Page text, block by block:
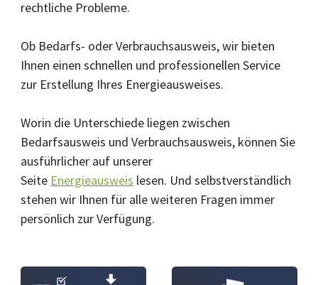
rechtliche Probleme.
Ob Bedarfs- oder Verbrauchsausweis, wir bieten
Ihnen einen schnellen und professionellen Service
zur Erstellung Ihres Energieausweises.
Worin die Unterschiede liegen zwischen
Bedarfsausweis und Verbrauchsausweis, können Sie
ausführlicher auf unserer
Seite Energieausweis lesen. Und selbstverständlich
stehen wir Ihnen für alle weiteren Fragen immer
persönlich zur Verfügung.